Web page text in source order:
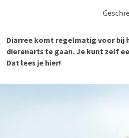
Vegan hondenvoer
Snacks
Voer- en
Puppy
Bekijk alles
Ouderdom
Bekijk alles
Diarree komt regelmatig voor bij
dierenarts te gaan. Je kunt zelf
Dat lees je hier!